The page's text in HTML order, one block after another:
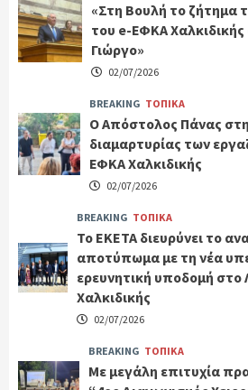
«Στη Βουλή το ζήτημα
του e-ΕΦΚΑ
Γιώργο»
02/07/2026
BREAKING ΤΟΠΙΚΑ
Ο Απόστολος Πάνας
διαμαρτυρίας των
ΕΦΚΑ Χαλκιδικής
02/07/2026
BREAKING ΤΟΠΙΚΑ
Το ΕΚΕΤΑ διευρύνει το
αποτύπωμα με τη νέα
ερευνητική υποδομή
Χαλκιδικής
02/07/2026
BREAKING ΤΟΠΙΚΑ
Με μεγάλη επιτυχία